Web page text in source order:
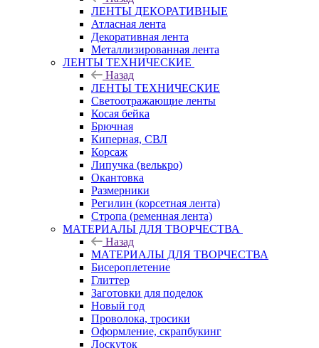
ЛЕНТЫ ДЕКОРАТИВНЫЕ
Атласная лента
Декоративная лента
Металлизированная лента
ЛЕНТЫ ТЕХНИЧЕСКИЕ
Назад
ЛЕНТЫ ТЕХНИЧЕСКИЕ
Светоотражающие ленты
Косая бейка
Брючная
Киперная, СВЛ
Корсаж
Липучка (велькро)
Окантовка
Размерники
Регилин (корсетная лента)
Стропа (ременная лента)
МАТЕРИАЛЫ ДЛЯ ТВОРЧЕСТВА
Назад
МАТЕРИАЛЫ ДЛЯ ТВОРЧЕСТВА
Бисероплетение
Глиттер
Заготовки для поделок
Новый год
Проволока, тросики
Оформление, скрапбукинг
Лоскуток